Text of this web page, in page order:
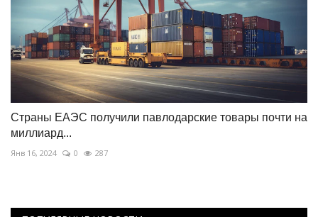
Страны ЕАЭС получили павлодарские товары почти на
миллиард...
Янв 16, 2024 0 287